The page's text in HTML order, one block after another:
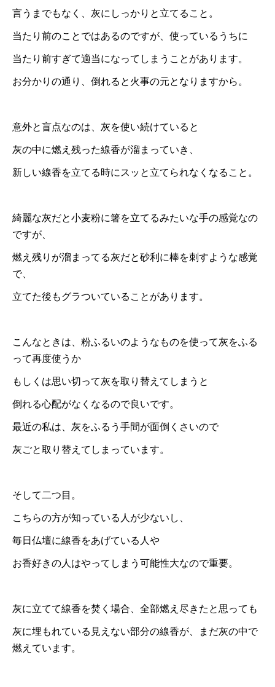
言うまでもなく、灰にしっかりと立てること。
当たり前のことではあるのですが、使っているうちに
当たり前すぎて適当になってしまうことがあります。
お分かりの通り、倒れると火事の元となりますから。
意外と盲点なのは、灰を使い続けていると
灰の中に燃え残った線香が溜まっていき、
新しい線香を立てる時にスッと立てられなくなること。
綺麗な灰だと小麦粉に箸を立てるみたいな手の感覚なの
ですが、
燃え残りが溜まってる灰だと砂利に棒を刺すような感覚
で、
立てた後もグラついていることがあります。
こんなときは、粉ふるいのようなものを使って灰をふる
って再度使うか
もしくは思い切って灰を取り替えてしまうと
倒れる心配がなくなるので良いです。
最近の私は、灰をふるう手間が面倒くさいので
灰ごと取り替えてしまっています。
そして二つ目。
こちらの方が知っている人が少ないし、
毎日仏壇に線香をあげている人や
お香好きの人はやってしまう可能性大なので重要。
灰に立てて線香を焚く場合、全部燃え尽きたと思っても
灰に埋もれている見えない部分の線香が、まだ灰の中で
燃えています。